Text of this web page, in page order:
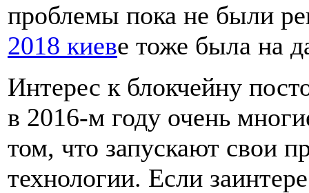
проблемы пока не были
2018 киеве тоже была на
Интерес к блокчейну
в 2016-м году очень
том, что запускают свои
технологии. Если